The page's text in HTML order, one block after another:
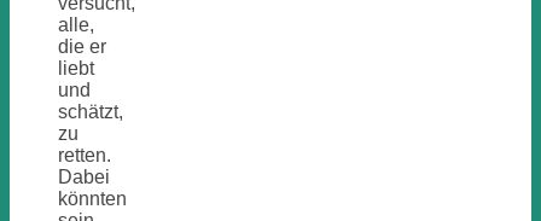
alle,
die er
liebt
und
schätzt,
zu
retten.
Dabei
könnten